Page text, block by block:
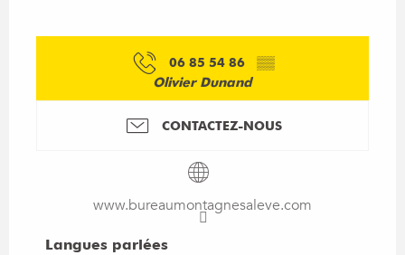
06 85 54 86 ▒▒
Olivier Dunand
CONTACTEZ-NOUS
www.bureaumontagnesaleve.com
Langues parlées
Langues parlées